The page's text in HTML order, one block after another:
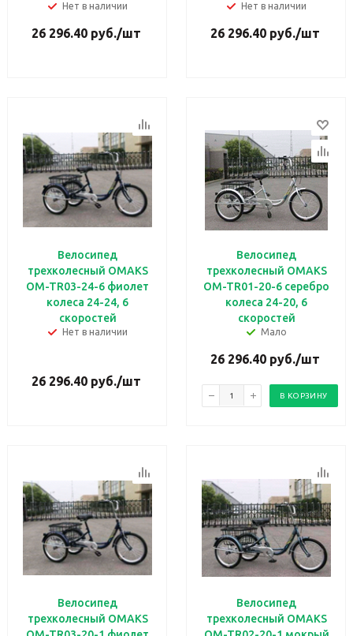
Нет в наличии
26 296.40руб./шт
Нет в наличии
26 296.40руб./шт
Велосипед
трехколесный OMAKS
OM-TR03-24-6 фиолет
колеса 24-24, 6
скоростей
Нет в наличии
26 296.40руб./шт
Велосипед
трехколесный OMAKS
OM-TR01-20-6 серебро
колеса 24-20, 6
скоростей
Мало
26 296.40руб./шт
В КОРЗИНУ
Велосипед
трехколесный OMAKS
Велосипед
трехколесный OMAKS